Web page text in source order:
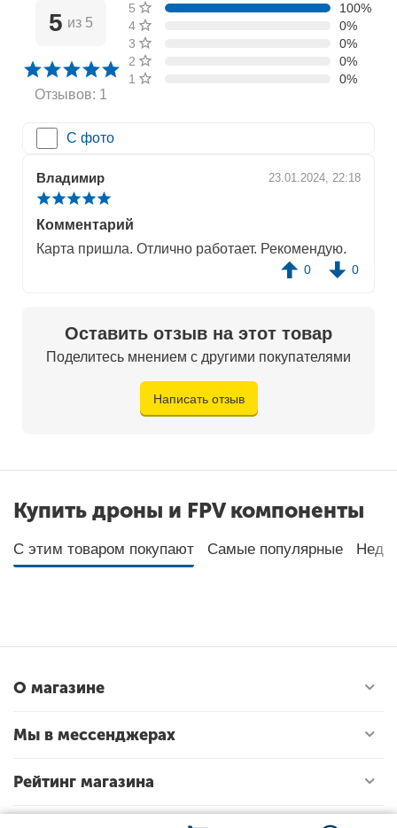
5 из 5
Отзывов: 1
5 звёзд
100%
4 звезды
0%
3 звезды
0%
2 звезды
0%
1 звезда
0%
С фото
Владимир 23.01.2024, 22:18
Комментарий
Карта пришла. Отлично работает. Рекомендую.
0 0
Оставить отзыв на этот товар
Поделитесь мнением с другими покупателями
Написать отзыв
Купить дроны и FPV компоненты
С этим товаром покупают Самые популярные
О магазине
Мы в мессенджерах
Рейтинг магазина